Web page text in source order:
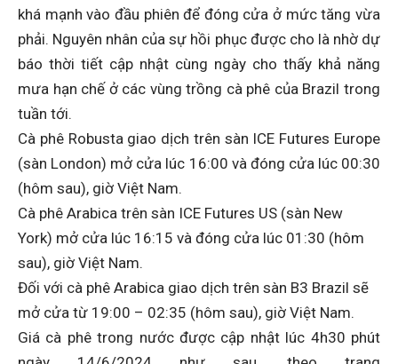
khá mạnh vào đầu phiên để đóng cửa ở mức tăng vừa
phải. Nguyên nhân của sự hồi phục được cho là nhờ dự
báo thời tiết cập nhật cùng ngày cho thấy khả năng
mưa hạn chế ở các vùng trồng cà phê của Brazil trong
tuần tới.
Cà phê Robusta giao dịch trên sàn ICE Futures Europe
(sàn London) mở cửa lúc 16:00 và đóng cửa lúc 00:30
(hôm sau), giờ Việt Nam.
Cà phê Arabica trên sàn ICE Futures US (sàn New
York) mở cửa lúc 16:15 và đóng cửa lúc 01:30 (hôm
sau), giờ Việt Nam.
Đối với cà phê Arabica giao dịch trên sàn B3 Brazil sẽ
mở cửa từ 19:00 – 02:35 (hôm sau), giờ Việt Nam.
Giá cà phê trong nước được cập nhật lúc 4h30 phút